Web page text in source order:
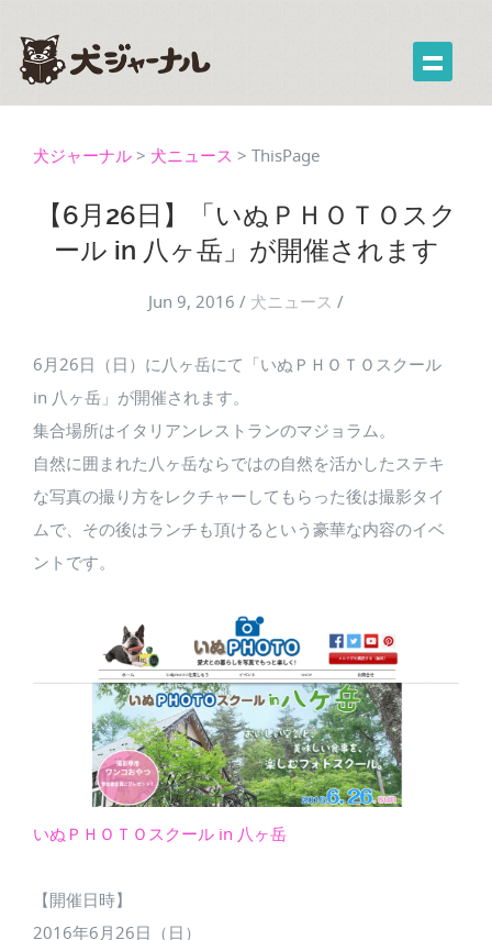
犬ジャーナル > 犬ニュース > ThisPage
【6月26日】「いぬＰＨＯＴＯスク
ール in 八ヶ岳」が開催されます
Jun 9, 2016 / 犬ニュース /
6月26日（日）に八ヶ岳にて「いぬＰＨＯＴＯスクール
in 八ヶ岳」が開催されます。
集合場所はイタリアンレストランのマジョラム。
自然に囲まれた八ヶ岳ならではの自然を活かしたステキ
な写真の撮り方をレクチャーしてもらった後は撮影タイ
ムで、その後はランチも頂けるという豪華な内容のイベ
ントです。
いぬＰＨＯＴＯスクール in 八ヶ岳
【開催日時】
2016年6月26日（日）